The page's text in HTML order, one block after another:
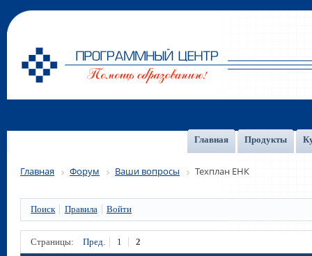
Главная Продукты
Главная Форум Ваши вопросы Техплан ЕНК
Поиск Правила Войти
Страницы: Пред. 1 2